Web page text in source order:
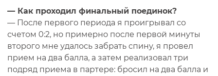
— Как проходил финальный поединок?
— После первого периода я проигрывал со
счетом 0:2, но примерно после первой минуты
второго мне удалось забрать спину, я провел
прием на два балла, а затем реализовал три
подряд приема в партере: бросил на два балла и